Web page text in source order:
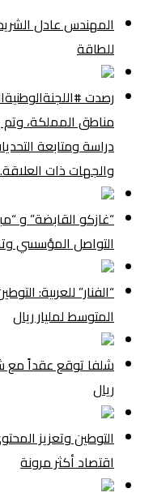
المهندس عادل
للطاقة
دراسة ومتابعة
والجهات ذات العلاقة.
“غازكو القابضة” و
التواصل المؤسسي
“الفنار” للعربية:
المتوسط لمليار ريال
ريال
التوطين وتعزيز
اقتصاد أكثر مرونة